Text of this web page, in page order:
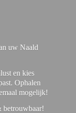
uw Naald
en kies
Ophalen
mogelijk!
betrouwbaar!